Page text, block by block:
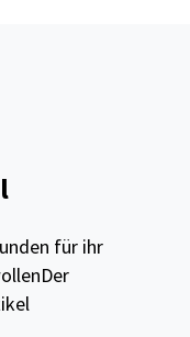
für ihr